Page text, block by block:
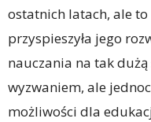
ostatnich latach, ale
przyspieszyła jego
nauczania na tak
wyzwaniem, ale
możliwości dla